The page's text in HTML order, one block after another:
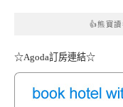
👍熊寶
☆Agoda訂房連結☆